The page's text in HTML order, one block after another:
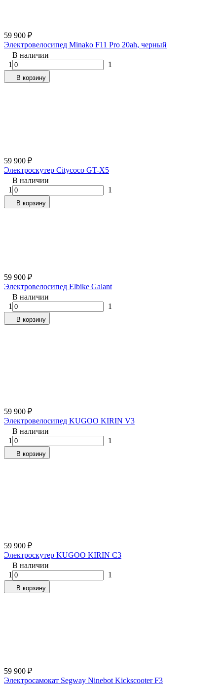
59 900 ₽
Электровелосипед Minako F11 Pro 20ah, черный
В наличии
1
1
В корзину
59 900 ₽
Электроскутер Citycoco GT-X5
В наличии
1
1
В корзину
59 900 ₽
Электровелосипед Elbike Galant
В наличии
1
1
В корзину
59 900 ₽
Электровелосипед KUGOO KIRIN V3
В наличии
1
1
В корзину
59 900 ₽
Электроскутер KUGOO KIRIN C3
В наличии
1
1
В корзину
59 900 ₽
Электросамокат Segway Ninebot Kickscooter F3